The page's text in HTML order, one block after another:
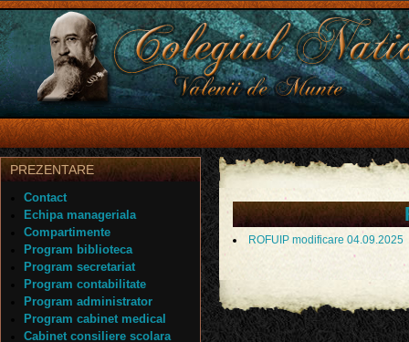
ROFUIP modificare 04.09.2025
PREZENTARE
Contact
Echipa manageriala
Compartimente
Program biblioteca
Program secretariat
Program contabilitate
Program administrator
Program cabinet medical
Cabinet consiliere scolara